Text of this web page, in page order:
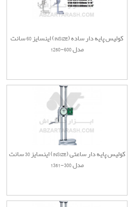
کولیس پایه دار ساده (INSIZE) اینسایز 60 سانت
مدل 600-1250
کولیس پایه دار ساعتی (INSIZE) اینسایز 30 سانت
مدل 300-1351